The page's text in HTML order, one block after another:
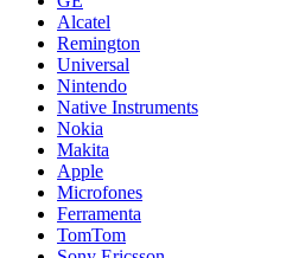
Alcatel
Remington
Universal
Nintendo
Native Instruments
Nokia
Makita
Apple
Microfones
Ferramenta
TomTom